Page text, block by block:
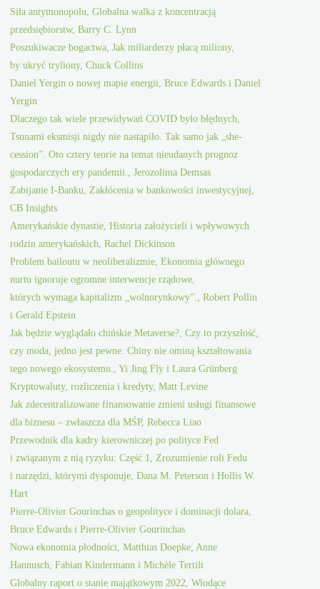
Siła antymonopolu, Globalna walka z koncentracją
przedsiębiorstw, Barry C. Lynn
Poszukiwacze bogactwa, Jak miliarderzy płacą miliony,
by ukryć tryliony, Chuck Collins
Daniel Yergin o nowej mapie energii, Bruce Edwards i Daniel
Yergin
Dlaczego tak wiele przewidywań COVID było błędnych,
Tsunami eksmisji nigdy nie nastąpiło. Tak samo jak „she-
cession”. Oto cztery teorie na temat nieudanych prognoz
gospodarczych ery pandemii., Jerozolima Demsas
Zabijanie I-Banku, Zakłócenia w bankowości inwestycyjnej,
CB Insights
Amerykańskie dynastie, Historia założycieli i wpływowych
rodzin amerykańskich, Rachel Dickinson
Problem bailoutu w neoliberalizmie, Ekonomia głównego
nurtu ignoruje ogromne interwencje rządowe,
których wymaga kapitalizm „wolnorynkowy”., Robert Pollin
i Gerald Epstein
Jak będzie wyglądało chińskie Metaverse?, Czy to przyszłość,
czy moda, jedno jest pewne: Chiny nie ominą kształtowania
tego nowego ekosystemu., Yi Jing Fly i Laura Grünberg
Kryptowaluty, rozliczenia i kredyty, Matt Levine
Jak zdecentralizowane finansowanie zmieni usługi finansowe
dla biznesu – zwłaszcza dla MŚP, Rebecca Liao
Przewodnik dla kadry kierowniczej po polityce Fed
i związanym z nią ryzyku: Część 1, Zrozumienie roli Fedu
i narzędzi, którymi dysponuje, Dana M. Peterson i Hollis W.
Hart
Pierre-Olivier Gourinchas o geopolityce i dominacji dolara,
Bruce Edwards i Pierre-Olivier Gourinchas
Nowa ekonomia płodności, Matthias Doepke, Anne
Hannusch, Fabian Kindermann i Michèle Tertilt
Globalny raport o stanie majątkowym 2022, Wiodące